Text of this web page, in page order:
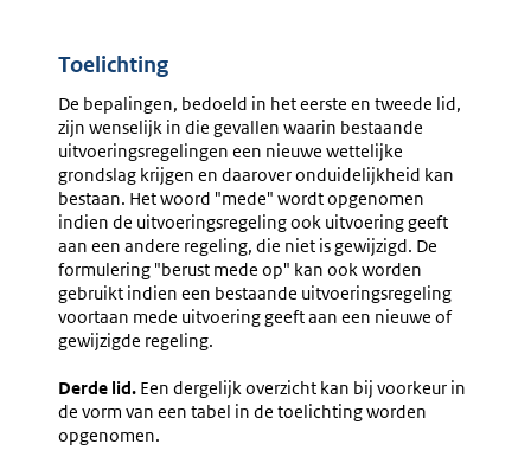
Toelichting
De bepalingen, bedoeld in het eerste en tweede lid,
zijn wenselijk in die gevallen waarin bestaande
uitvoeringsregelingen een nieuwe wettelijke
grondslag krijgen en daarover onduidelijkheid kan
bestaan. Het woord "mede" wordt opgenomen
indien de uitvoeringsregeling ook uitvoering geeft
aan een andere regeling, die niet is gewijzigd. De
formulering "berust mede op" kan ook worden
gebruikt indien een bestaande uitvoeringsregeling
voortaan mede uitvoering geeft aan een nieuwe of
gewijzigde regeling.
Derde lid. Een dergelijk overzicht kan bij voorkeur in
de vorm van een tabel in de toelichting worden
opgenomen.